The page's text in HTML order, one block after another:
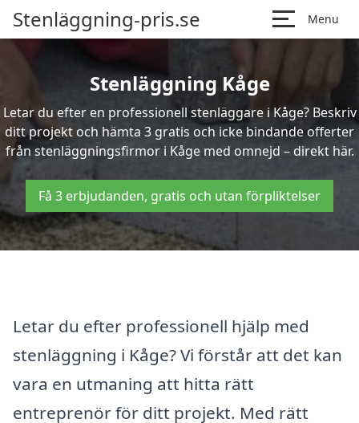
Stenläggning-pris.se Menu
Stenläggning Kåge
Letar du efter en professionell stenläggare i Kåge? Beskriv
ditt projekt och hämta 3 gratis och icke bindande offerter
från stenläggningsfirmor i Kåge med omnejd – direkt här.
Få 3 erbjudanden, gratis och utan förpliktelser
Letar du efter professionell hjälp med
stenläggning i Kåge? Vi förstår att det kan
vara en utmaning att hitta rätt
entreprenör för ditt projekt. Med rätt